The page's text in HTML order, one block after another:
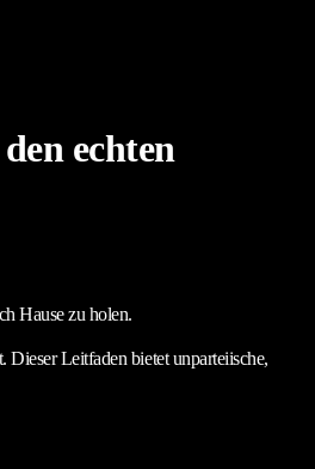
echten
Hause zu holen.
Leitfaden bietet unparteiische,